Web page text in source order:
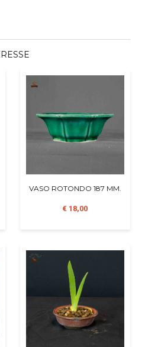
VASO ROTONDO 187 MM.
€ 18,00